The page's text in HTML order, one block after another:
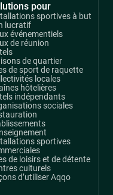
pour
sportives à but
lucratif
événementiels
de réunion
de quartier
de sport de raquette
locales
hôtelières
indépendants
sociales
sportives
de loisirs et de détente
culturels
d’utiliser Aqqo